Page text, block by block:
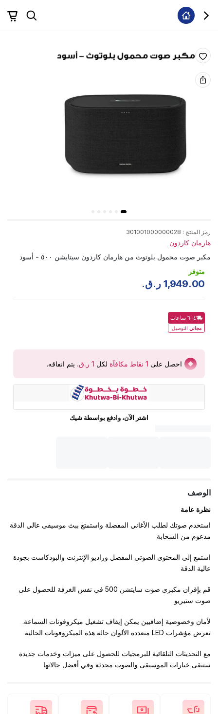
رمز المنتج :
301001000000028
هارمان كاردون
مكبر صوت محمول بلوتوث من هارمان كاردون سيتايشن ٥٠٠ - أسود
متوفر
1,949.00 ر.ق.
٤–٦ ساعات
مجاني التوصيل
احصل على 1 نقاط مكافآة لكل يتم انفاقه.
اشتر الآن، وادفع بواسطة شيك
الوصف
نظرة عامة
استخدم صوتك لطلب الأغاني المفضلة واستمتع ببث موسيقى عالي الدقة
مدعوم من السحابة
استمع إلى المحتوى الصوتي المفضل وراديو الإنترنت والبودكاست بجودة
عالية الدقة
قم بإقران مكبري صوت سايتشن 500 في نفس الغرفة للحصول على
صوت ستيريو
لأمان وخصوصية إضافيين يمكن إيقاف تشغيل ميكروفونات السماعة.
تعرض مؤشرات LED متعددة الألوان حالة هذه الميكروفونات الحالية
مع التحديثات التلقائية للبرمجيات للحصول على ميزات وخدمات جديدة
ستبقى خيارات الموسيقى والصوت محدثة وفي أفضل حالاتها